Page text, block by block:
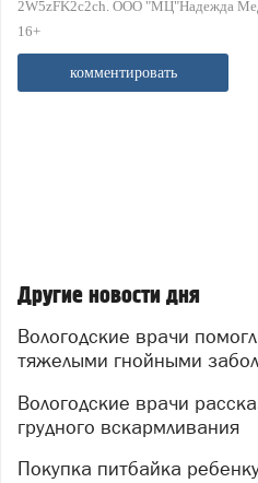
2W5zFK2c2ch. ООО "МЦ"Надежда
16+
комментировать
Другие новости дня
Вологодские врачи помогли 85 пациентам с
тяжелыми гнойными
Вологодские врачи рассказали о главной пользе
грудного вскармливания
Покупка питбайка ребенку может стоить